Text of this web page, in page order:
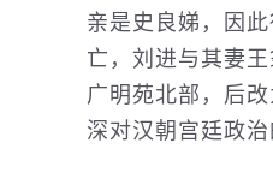
亲是史良娣，因
亡，刘进与其妻
广明苑北部，后
深对汉朝宫廷政治